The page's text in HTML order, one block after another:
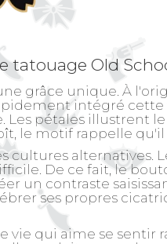
tatouage Old
grâce unique. À
intégré cette
pétales illustrent
le motif rappelle
cultures alternatives.
De ce fait, le
un contraste
ses propres
qui aime se sentir